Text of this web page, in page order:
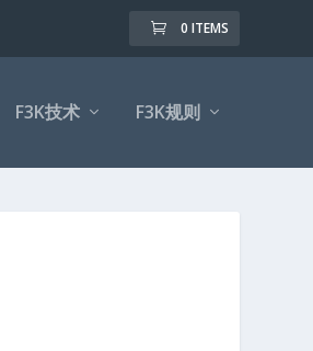
0 ITEMS
F3K技术 F3K规则